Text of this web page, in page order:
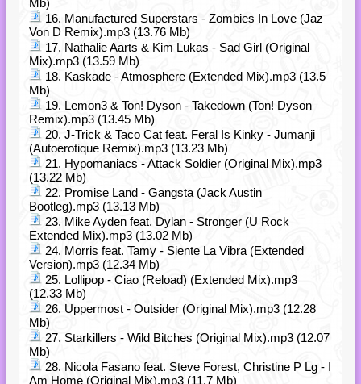
Mb)
16. Manufactured Superstars - Zombies In Love (Jaz
Von D Remix).mp3 (13.76 Mb)
17. Nathalie Aarts & Kim Lukas - Sad Girl (Original
Mix).mp3 (13.59 Mb)
18. Kaskade - Atmosphere (Extended Mix).mp3 (13.5
Mb)
19. Lemon3 & Ton! Dyson - Takedown (Ton! Dyson
Remix).mp3 (13.45 Mb)
20. J-Trick & Taco Cat feat. Feral Is Kinky - Jumanji
(Autoerotique Remix).mp3 (13.23 Mb)
21. Hypomaniacs - Attack Soldier (Original Mix).mp3
(13.22 Mb)
22. Promise Land - Gangsta (Jack Austin
Bootleg).mp3 (13.13 Mb)
23. Mike Ayden feat. Dylan - Stronger (U Rock
Extended Mix).mp3 (13.02 Mb)
24. Morris feat. Tamy - Siente La Vibra (Extended
Version).mp3 (12.34 Mb)
25. Lollipop - Ciao (Reload) (Extended Mix).mp3
(12.33 Mb)
26. Uppermost - Outsider (Original Mix).mp3 (12.28
Mb)
27. Starkillers - Wild Bitches (Original Mix).mp3 (12.07
Mb)
28. Nicola Fasano feat. Steve Forest, Christine P Lg - I
Am Home (Original Mix).mp3 (11.7 Mb)